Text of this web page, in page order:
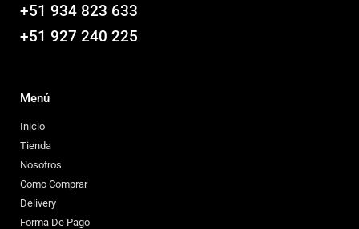
+51 934 823 633
+51 927 240 225
Menú
Inicio
Tienda
Nosotros
Como Comprar
Delivery
Forma De Pago